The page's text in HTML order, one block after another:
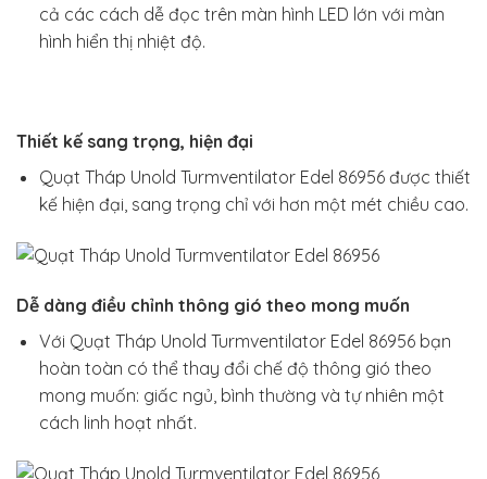
cả các cách dễ đọc trên màn hình LED lớn với màn
hình hiển thị nhiệt độ.
Thiết kế sang trọng, hiện đại
Quạt Tháp Unold Turmventilator Edel 86956 được thiết
kế hiện đại, sang trọng chỉ với hơn một mét chiều cao.
Dễ dàng điều chỉnh thông gió theo mong muốn
Với Quạt Tháp Unold Turmventilator Edel 86956 bạn
hoàn toàn có thể thay đổi chế độ thông gió theo
mong muốn: giấc ngủ, bình thường và tự nhiên một
cách linh hoạt nhất.